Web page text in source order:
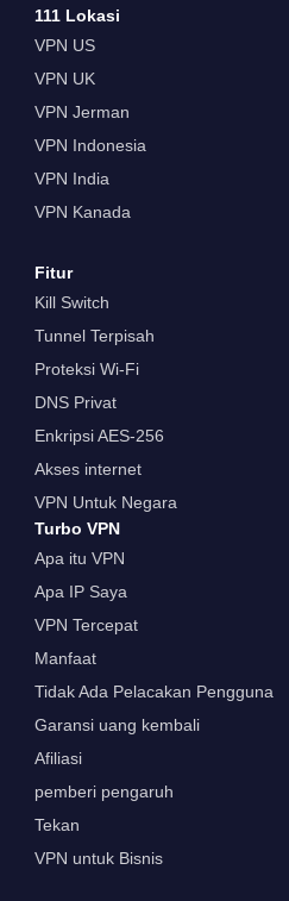
111 Lokasi
VPN US
VPN UK
VPN Jerman
VPN Indonesia
VPN India
VPN Kanada
Fitur
Kill Switch
Tunnel Terpisah
Proteksi Wi-Fi
DNS Privat
Enkripsi AES-256
Akses internet
VPN Untuk Negara
Turbo VPN
Apa itu VPN
Apa IP Saya
VPN Tercepat
Manfaat
Tidak Ada Pelacakan Pengguna
Garansi uang kembali
Afiliasi
pemberi pengaruh
Tekan
VPN untuk Bisnis